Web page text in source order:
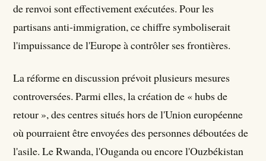
de renvoi sont effectivement exécutées. Pour les
partisans anti-immigration, ce chiffre symboliserait
l'impuissance de l'Europe à contrôler ses frontières.
La réforme en discussion prévoit plusieurs mesures
controversées. Parmi elles, la création de « hubs de
retour », des centres situés hors de l'Union européenne
où pourraient être envoyées des personnes déboutées de
l'asile. Le Rwanda, l'Ouganda ou encore l'Ouzbékistan